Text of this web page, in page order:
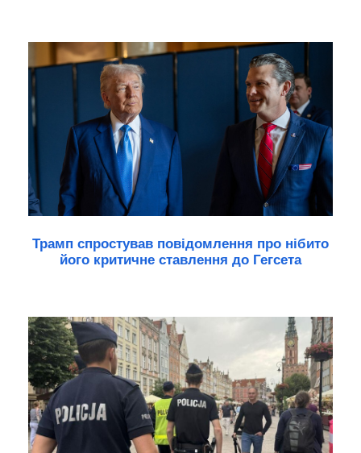
Трамп спростував повідомлення про нібито
його критичне ставлення до Гегсета